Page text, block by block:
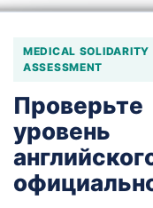
MEDICAL SOLIDARITY
ASSESSMENT
Проверьте
уровень
защищено
пожалуйста,